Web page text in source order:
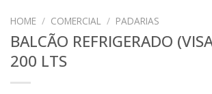
HOME / COMERCIAL / PADARIAS
BALCÃO REFRIGERADO
200 LTS